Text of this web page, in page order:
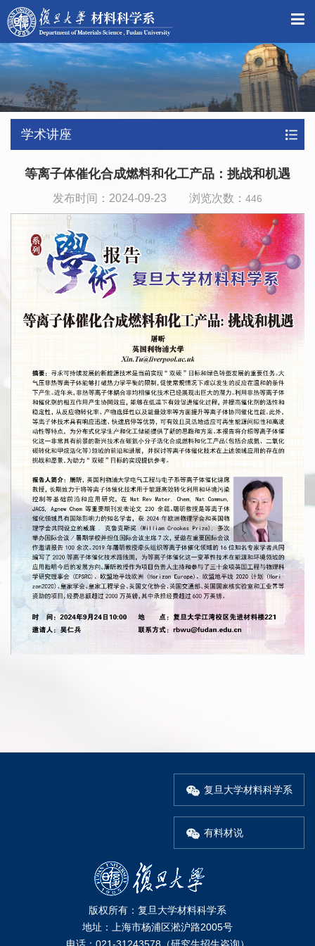
学术讲座
等离子体催化合成燃料和化工产品：挑战和机遇
发布时间：2024-09-23 浏览次数： 446
复旦大学材料科学系
有料材说
版权所有：复旦大学材料科学系
地址：上海市杨浦区淞沪路2005号